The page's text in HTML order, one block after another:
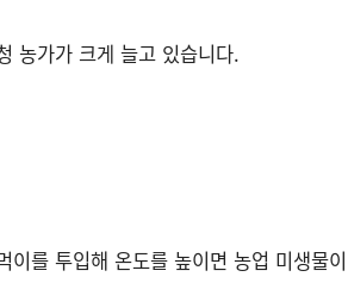
농가가 크게 늘고 있습니다.
를 투입해 온도를 높이면 농업 미생물이